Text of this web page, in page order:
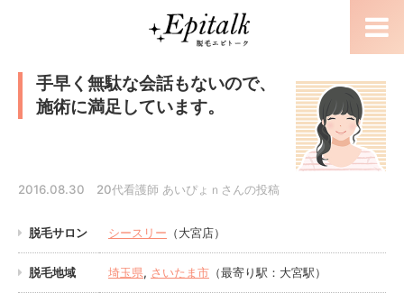
手早く無駄な会話もないので、
施術に満足しています。
2016.08.30 20代看護師 あいぴょｎさんの投稿
脱毛サロン シースリー （大宮店）
脱毛地域 埼玉県, さいたま市 （最寄り駅：大宮駅）